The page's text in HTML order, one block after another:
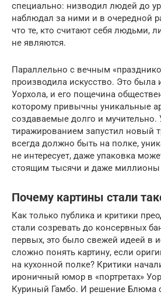
специально: низводил людей до
наблюдал за ними и в очередной
что те, кто считают себя людьми,
не являются.
Параллельно с вечным
производила искусство. Это была
Уорхола, и его пощечина
которому привычны уникальные
создаваемые долго и мучительно.
тиражированием запустил новый
всегда должно быть на полке,
не интересует, даже упаковка
стоящим тысячи и даже миллионы
Почему картины стали
Как только публика и критики
стали созревать до консервных
первых, это было свежей идеей в
сложно понять картину, если
на кухонной полке? Критики
ироничный юмор в «портретах»
Куриный Гамбо. И решение Блюма